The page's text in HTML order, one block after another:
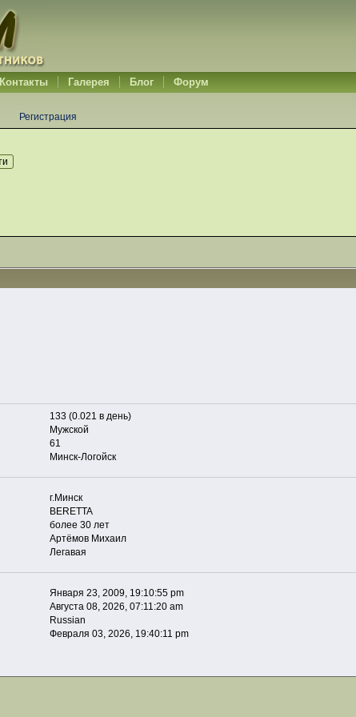
Контакты Галерея Блог Форум
Регистрация
133 (0.021 в день)
Мужской
61
Минск-Логойск
г.Минск
BERETTA
более 30 лет
Артёмов Михаил
Легавая
Января 23, 2009, 19:10:55 pm
Августа 08, 2026, 07:11:20 am
Russian
Февраля 03, 2026, 19:40:11 pm